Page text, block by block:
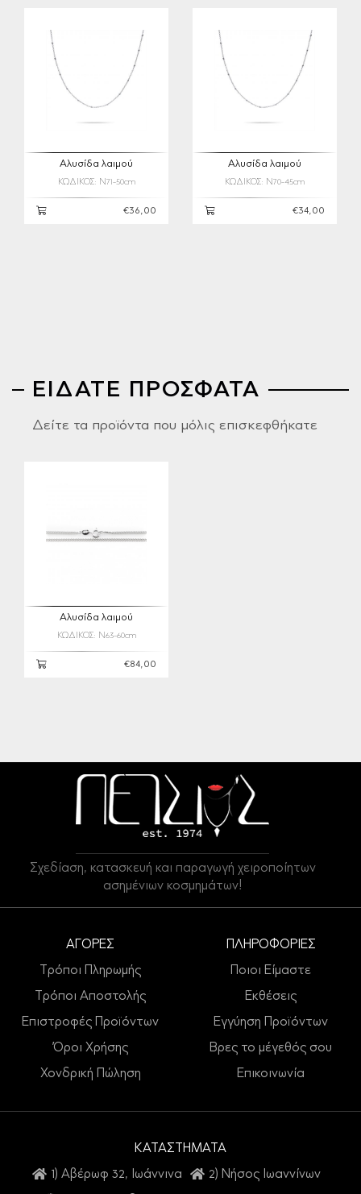
Αλυσίδα λαιμού
ΚΩΔΙΚΟΣ: N71-50cm
€36,00
Αλυσίδα λαιμού
ΚΩΔΙΚΟΣ: N70-45cm
€34,00
ΕΙΔΑΤΕ ΠΡΟΣΦΑΤΑ
Δείτε τα προϊόντα που μόλις επισκεφθήκατε
Αλυσίδα λαιμού
ΚΩΔΙΚΟΣ: N63-60cm
€84,00
Σχεδίαση, κατασκευή και παραγωγή χειροποίητων
ασημένιων κοσμημάτων!
ΑΓΟΡΕΣ
Τρόποι Πληρωμής
Τρόποι Αποστολής
Επιστροφές Προϊόντων
Όροι Χρήσης
Χονδρική Πώληση
ΠΛΗΡΟΦΟΡΙΕΣ
Ποιοι Είμαστε
Εκθέσεις
Εγγύηση Προϊόντων
Βρες το μέγεθός σου
Επικοινωνία
ΚΑΤΑΣΤΗΜΑΤΑ
1) Αβέρωφ 32, Ιωάννινα
2) Νήσος Ιωαννίνων